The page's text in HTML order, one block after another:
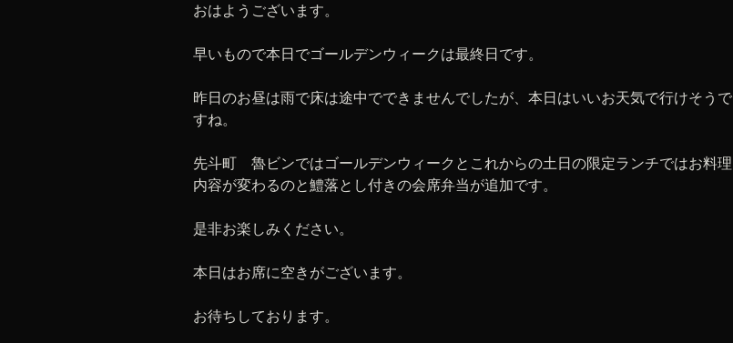
おはようございます。
早いもので本日でゴールデンウィークは最終日です。
昨日のお昼は雨で床は途中でできませんでしたが、本日はいいお天気で行けそうで
すね。
先斗町 魯ビンではゴールデンウィークとこれからの土日の限定ランチではお料理
内容が変わるのと鱧落とし付きの会席弁当が追加です。
是非お楽しみください。
本日はお席に空きがございます。
お待ちしております。